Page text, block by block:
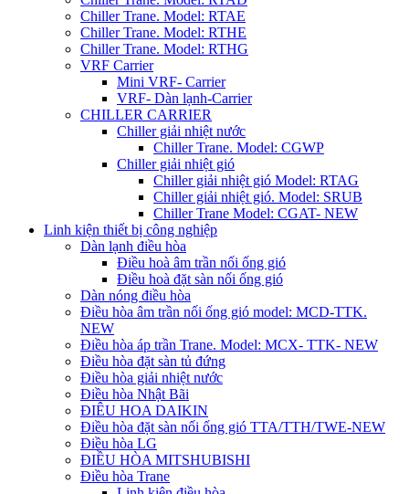
Chiller Trane. Model: RTAE
Chiller Trane. Model: RTHE
Chiller Trane. Model: RTHG
VRF Carrier
Mini VRF- Carrier
VRF- Dàn lạnh-Carrier
CHILLER CARRIER
Chiller giải nhiệt nước
Chiller Trane. Model: CGWP
Chiller giải nhiệt gió
Chiller giải nhiệt gió Model: RTAG
Chiller giải nhiệt gió. Model: SRUB
Chiller Trane Model: CGAT- NEW
Linh kiện thiết bị công nghiệp
Dàn lạnh điều hòa
Điều hoà âm trần nối ống gió
Điều hoà đặt sàn nối ống gió
Dàn nóng điều hòa
Điều hòa âm trần nối ống gió model: MCD-TTK.
NEW
Điều hòa áp trần Trane. Model: MCX- TTK- NEW
Điều hòa đặt sàn tủ đứng
Điều hòa giải nhiệt nước
Điều hòa Nhật Bãi
ĐIÊU HOA DAIKIN
Điều hòa đặt sàn nối ống gió TTA/TTH/TWE-NEW
Điều hòa LG
ĐIỀU HÒA MITSHUBISHI
Điều hòa Trane